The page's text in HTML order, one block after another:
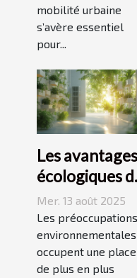
mobilité urbaine
s’avère essentiel
pour...
Les avantages
écologiques
systèmes de
climatisation
modernes
Mer. 13 août 2025
Les préoccupations
environnementales
occupent une place
de plus en plus